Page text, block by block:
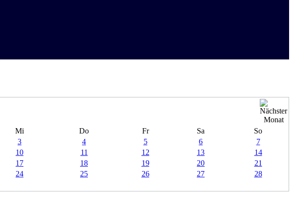
Mi Do Fr Sa
So
3 4 5 6
7
10 11 12 13
14
17 18 19 20
21
24 25 26 27
28